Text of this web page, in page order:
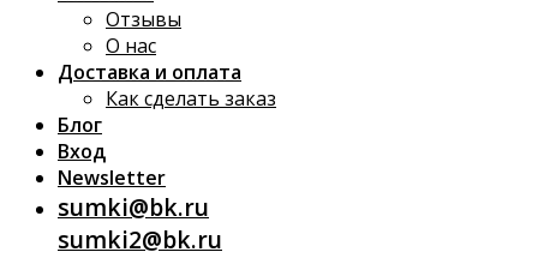
Отзывы
О нас
Доставка и оплата
Как сделать заказ
Блог
Вход
Newsletter
sumki@bk.ru
sumki2@bk.ru